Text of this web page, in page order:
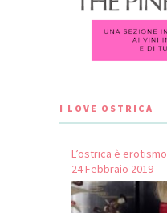
I LOVE OSTRICA
L’ostrica è erotismo
24 Febbraio 2019